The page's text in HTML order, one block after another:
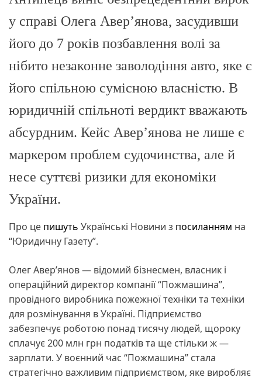
у справі Олега Авер’янова, засудивши
його до 7 років позбавлення волі за
нібито незаконне заволодіння авто, яке є
його спільною сумісною власністю. В
юридичній спільноті вердикт вважають
абсурдним. Кейс Авер’янова не лише є
маркером проблем судочинства, але й
несе суттєві ризики для економіки
України.
Про це пишуть Українські Новини з посиланням на
“Юридичну Газету”.
Олег Авер’янов — відомий бізнесмен, власник і
операційний директор компанії “Пожмашина”,
провідного виробника пожежної техніки та техніки
для розмінування в Україні. Підприємство
забезпечує роботою понад тисячу людей, щороку
сплачує 200 млн грн податків та ще стільки ж —
зарплати. У воєнний час “Пожмашина” стала
стратегічно важливим підприємством, яке виробляє